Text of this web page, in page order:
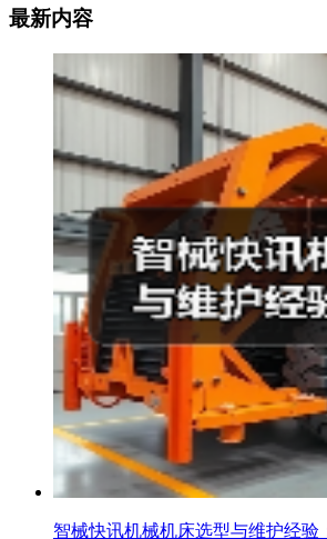
最新内容
智械快讯机械机床选型与维护经验